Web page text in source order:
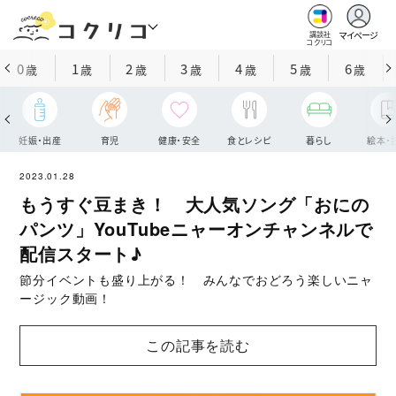
講談社
コクリコ
マイページ
0歳 1歳 2 歳 3歳 4歳 5歳 6歳
妊娠・出産 育児 健康・安全 食とレシピ 暮らし 絵本・
2023.01.28
もうすぐ豆まき！ 大人気ソング「おにの
パンツ」YouTubeニャーオンチャンネルで
配信スタート♪
節分イベントも盛り上がる！ みんなでおどろう楽しいニャ
ージック動画！
この記事を読む